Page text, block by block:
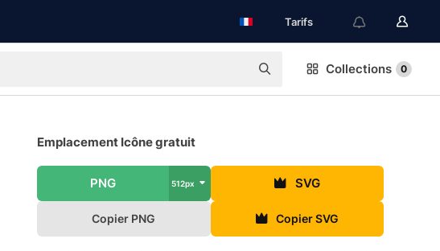
Tarifs
Collections 0
Emplacement Icône gratuit
PNG 512px SVG
Copier PNG Copier SVG